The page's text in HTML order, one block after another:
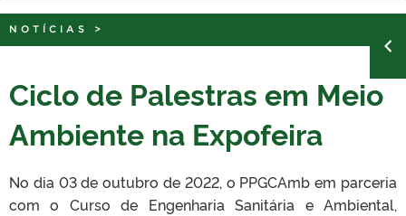
INTERNACIONAL
TELEFONES
NOTÍCIAS >
Ciclo de Palestras em Meio
Ambiente na Expofeira
No dia 03 de outubro de 2022, o PPGCAmb em parceria
com o Curso de Engenharia Sanitária e Ambiental,